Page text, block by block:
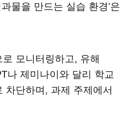
물을 만드는 실습 환경'은
모니터링하고, 유해
나 제미나이와 달리 학교
차단하며, 과제 주제에서